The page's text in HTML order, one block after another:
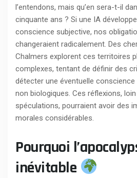
l’entendons, mais qu’en sera-t-il
cinquante ans ? Si une IA
conscience subjective, nos
changeraient radicalement. Des
Chalmers explorent ces territoires
complexes, tentant de définir des
détecter une éventuelle
non biologiques. Ces réflexions,
spéculations, pourraient avoir des
morales considérables.
Pourquoi
inévitable